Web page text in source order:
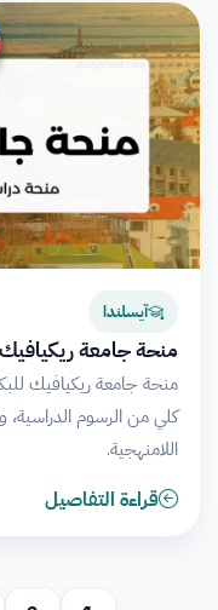
آيسلندا
منحة جامعة ريكيافيك
منحة جامعة ريكيافيك
كلي من الرسوم الدراسية،
اللامنهجية.
قراءة التفاصيل